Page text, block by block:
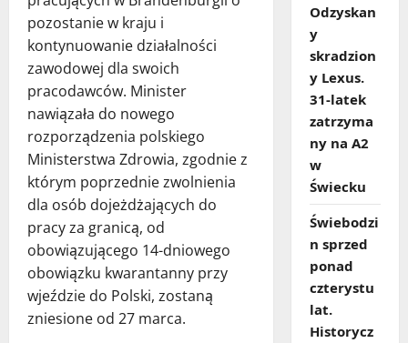
pozostanie w kraju i
kontynuowanie działalności
zawodowej dla swoich
pracodawców. Minister
nawiązała do nowego
rozporządzenia polskiego
Ministerstwa Zdrowia, zgodnie z
którym poprzednie zwolnienia
dla osób dojeżdżających do
pracy za granicą, od
obowiązującego 14-dniowego
obowiązku kwarantanny przy
wjeździe do Polski, zostaną
zniesione od 27 marca.
Odzyskan
y
skradzion
y Lexus.
31‑latek
zatrzyma
ny na A2
w
Świecku
Świebodzi
n sprzed
ponad
czterystu
lat.
Historycz